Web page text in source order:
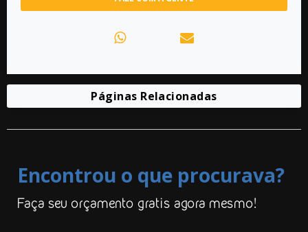
Páginas Relacionadas
Encontrou o que procurava?
Faça seu orçamento gratis agora mesmo!